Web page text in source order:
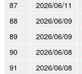
87
2026/06/11
88
2026/06/09
89
2026/06/09
90
2026/06/08
91
2026/06/08